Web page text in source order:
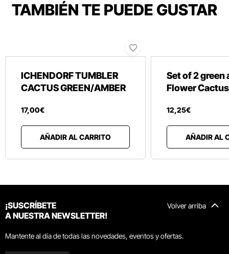
TAMBIÉN TE PUEDE GUSTAR
ICHENDORF TUMBLER
CACTUS GREEN/AMBER
17,00€
AÑADIR AL CARRITO
Set of 2 green
Flower
12,25€
AÑADIR AL
Volver arriba
¡SUSCRÍBETE
A NUESTRA NEWSLETTER!
Mantente al día de todas las novedades, eventos y ofertas.